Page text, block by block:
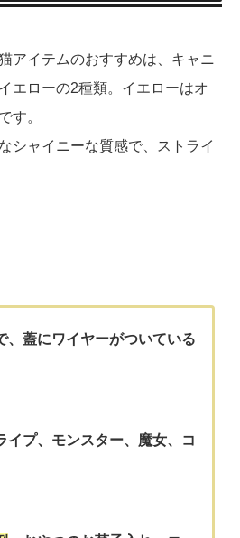
アイテムのおすすめは、キャニ
エローの2種類。イエローはオ
す。
シャイニーな質感で、ストライ
蓋にワイヤーがついている
プ、モンスター、魔女、コ